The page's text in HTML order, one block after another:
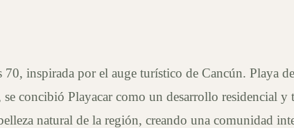
inspirada por el auge turístico de Cancún. Playa
concibió Playacar como un desarrollo residencial
natural de la región, creando una comunidad